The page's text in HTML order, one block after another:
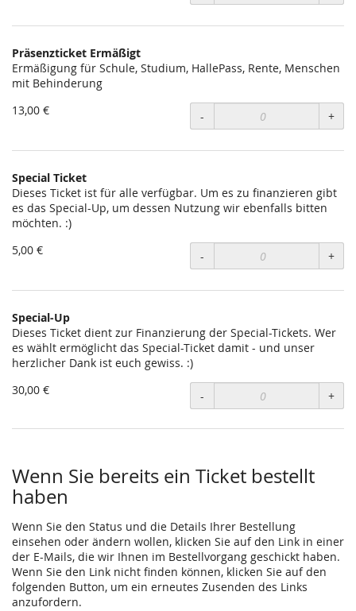
Präsenzticket Ermäßigt
Ermäßigung für Schule, Studium, HallePass, Rente, Menschen
mit Behinderung
13,00 €
- +
Special Ticket
Dieses Ticket ist für alle verfügbar. Um es zu finanzieren gibt
es das Special-Up, um dessen Nutzung wir ebenfalls bitten
möchten. :)
5,00 €
- +
Special-Up
Dieses Ticket dient zur Finanzierung der Special-Tickets. Wer
es wählt ermöglicht das Special-Ticket damit - und unser
herzlicher Dank ist euch gewiss. :)
30,00 €
- +
Wenn Sie bereits ein Ticket bestellt
haben
Wenn Sie den Status und die Details Ihrer Bestellung
einsehen oder ändern wollen, klicken Sie auf den Link in einer
der E-Mails, die wir Ihnen im Bestellvorgang geschickt haben.
Wenn Sie den Link nicht finden können, klicken Sie auf den
folgenden Button, um ein erneutes Zusenden des Links
anzufordern.